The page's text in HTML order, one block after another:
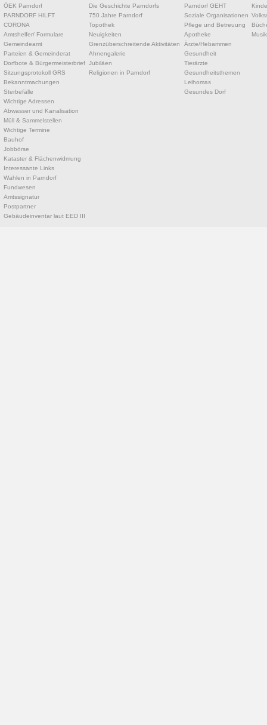
ÖEK Parndorf
PARNDORF HILFT
CORONA
Amtshelfer/ Formulare
Gemeindeamt
Parteien & Gemeinderat
Dorfbote & Bürgermeisterbrief
Sitzungsprotokoll GRS
Bekanntmachungen
Sterbefälle
Wichtige Adressen
Abwasser und Kanalisation
Müll & Sammelstellen
Wichtige Termine
Bauhof
Jobbörse
Kataster & Flächenwidmung
Interessante Links
Wahlen in Parndorf
Fundwesen
Amtssignatur
Postpartner
Gebäudeinventar laut EED III
Die Geschichte Parndorfs
750 Jahre Parndorf
Topothek
Neuigkeiten
Grenzüberschreitende Aktivitäten
Ahnengalerie
Jubiläen
Religionen in Parndorf
Parndorf GEHT
Soziale Organisationen
Pflege und Betreuung
Apotheke
Ärzte/Hebammen
Gesundheit
Tierärzte
Gesundheitsthemen
Leihomas
Gesundes Dorf